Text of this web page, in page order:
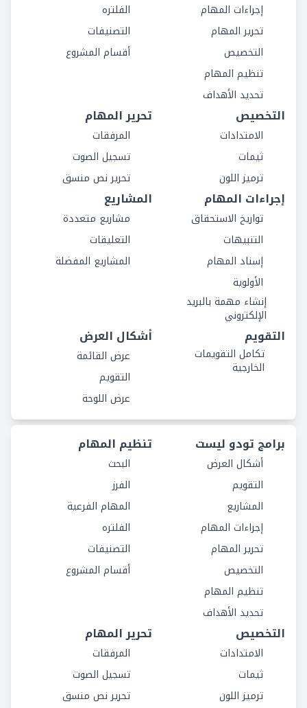
إجراءات المهام
تحرير المهام
التخصيص
تنظيم المهام
تحديد الأهداف
الفلتره
التصنيفات
أقسام المشروع
التخصيص
الامتدادات
ثيمات
ترميز اللون
تحرير المهام
المرفقات
تسجيل الصوت
تحرير نص منسق
إجراءات المهام
تواريخ الاستحقاق
التنبيهات
إسناد المهام
الأولوية
إنشاء مهمة بالبريد
الإلكتروني
المشاريع
مشاريع متعددة
التعليقات
المشاريع المفضلة
التقويم
تكامل التقويمات
الخارجية
أشكال العرض
عرض القائمة
التقويم
عرض اللوحة
برامج تودو ليست
أشكال العرض
التقويم
المشاريع
إجراءات المهام
تحرير المهام
التخصيص
تنظيم المهام
تحديد الأهداف
تنظيم المهام
البحث
الفرز
المهام الفرعية
الفلتره
التصنيفات
أقسام المشروع
التخصيص
الامتدادات
ثيمات
ترميز اللون
تحرير المهام
المرفقات
تسجيل الصوت
تحرير نص منسق